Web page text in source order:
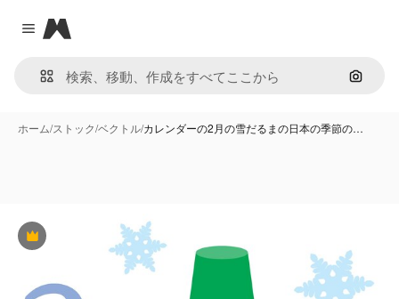
Close menu
Magnific
画像で
ホーム/ストック/ベクトル/カレンダーの2月の雪だるまの日本の季節の…
Premium